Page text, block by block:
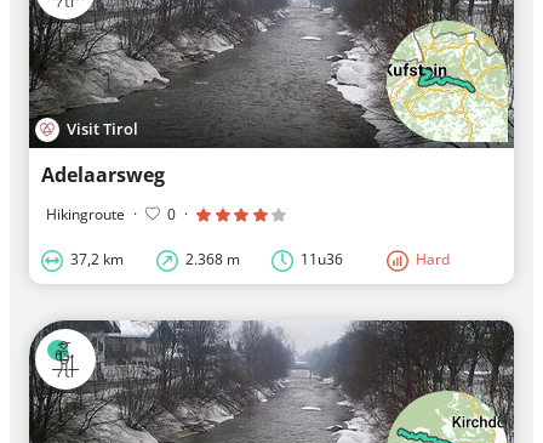
Visit Tirol
Adelaarsweg
Hikingroute · 0 ·
37,2 km 2.368 m 11u36 Hard